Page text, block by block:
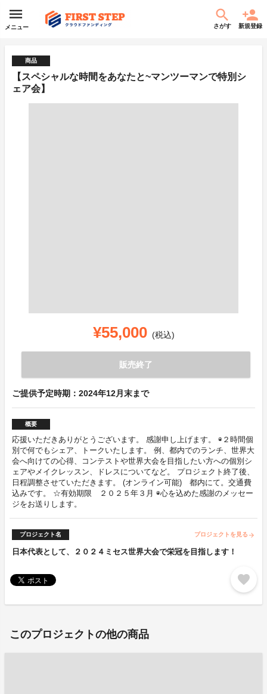
メニュー さがす 新規登録
商品
【スペシャルな時間をあなたと~マンツーマンで特別シ
ェア会】
¥55,000 (税込)
販売終了
ご提供予定時期：2024年12月末まで
概要
応援いただきありがとうございます。 感謝申し上げます。 ◉２時間個
別で何でもシェア、トークいたします。 例、都内でのランチ、世界大
会へ向けての心得、コンテストや世界大会を目指したい方への個別シ
ェアやメイクレッスン、ドレスについてなど。 プロジェクト終了後、
日程調整させていただきます。 (オンライン可能) 都内にて。交通費
込みです。 ☆有効期限 ２０２５年３月 ◉心を込めた感謝のメッセー
ジをお送りします。
プロジェクト名 プロジェクトを見る arrow_forward
日本代表として、２０２４ミセス世界大会で栄冠を目指します！
favorite
このプロジェクトの他の商品